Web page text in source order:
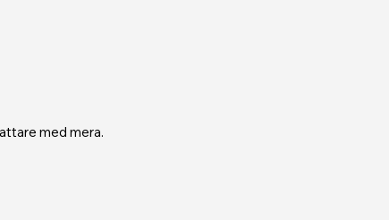
med mera.